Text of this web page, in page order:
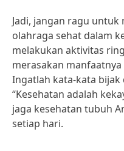
Jadi, jangan ragu
olahraga sehat dalam
melakukan aktivitas
merasakan
Ingatlah kata-kata
“Kesehatan adalah
jaga kesehatan tubuh
setiap hari.